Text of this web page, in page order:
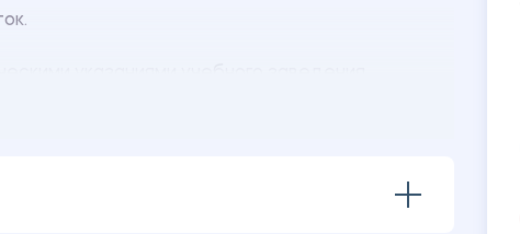
между мужчинами и женщинами.